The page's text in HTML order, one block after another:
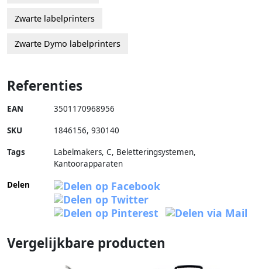
Zwarte labelprinters
Zwarte Dymo labelprinters
Referenties
EAN 3501170968956
SKU 1846156, 930140
Tags
Labelmakers, C, Beletteringsystemen,
Kantoorapparaten
Delen
Vergelijkbare producten